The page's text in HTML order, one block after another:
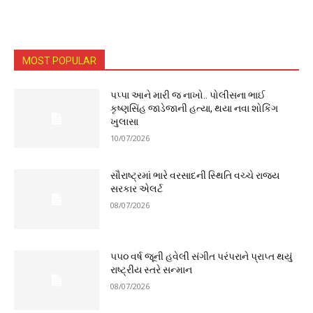
MOST POPULAR
પપ્પા આને મારી જ નાખો.. પોલીસના ભાઈ
કૃષ્ણસિંહ જાડેજાની હત્યા, થયા નવા શોકિંગ
ખુલાસા
10/07/2026
સૌરાષ્ટ્રમાં ભારે વરસાદની સ્થિતિ વચ્ચે રાજ્ય
સરકાર એલર્ટ
08/07/2026
૫૫૦ વર્ષ જૂની હવેલી સંગીત પરંપરાને પ્રાપ્ત થયું
રાષ્ટ્રીય સ્તરે સન્માન
08/07/2026